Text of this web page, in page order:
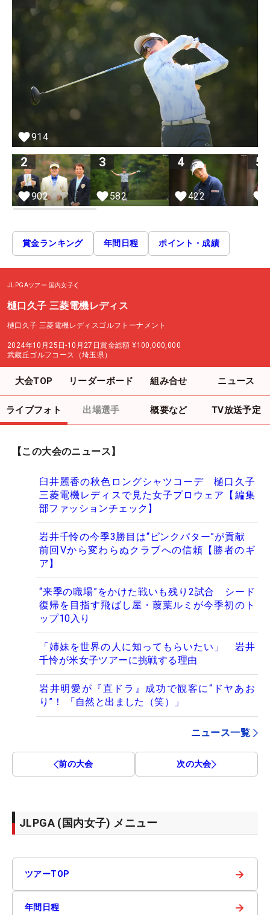
914
2
902
3
582
4
422
5
賞金ランキング 年間日程 ポイント・成績
JLPGAツアー 国内女子
樋口久子 三菱電機レディス
樋口久子 三菱電機レディスゴルフトーナメント
2024年10月25日-10月27日賞金総額 ¥100,000,000
武蔵丘ゴルフコース（埼玉県）
大会TOP リーダーボード 組み合せ ニュース
ライブフォト 出場選手 概要など TV放送予定
【この大会のニュース】
臼井麗香の秋色ロングシャツコーデ 樋口久子
三菱電機レディスで見た女子プロウェア【編集
部ファッションチェック】
岩井千怜の今季3勝目は“ピンクパター”が貢献
前回Vから変わらぬクラブへの信頼【勝者のギ
ア】
“来季の職場”をかけた戦いも残り2試合 シード
復帰を目指す飛ばし屋・葭葉ルミが今季初のト
ップ10入り
「姉妹を世界の人に知ってもらいたい」 岩井
千怜が米女子ツアーに挑戦する理由
岩井明愛が『直ドラ』成功で観客に“ドヤあお
り”！ 「自然と出ました（笑）」
ニュース一覧
前の大会 次の大会
JLPGA (国内女子) メニュー
ツアーTOP →
年間日程 →